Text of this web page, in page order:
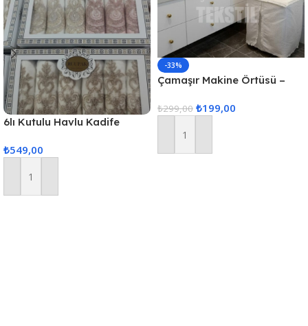
6lı Kutulu Havlu Kadife
₺549,00
Sepete Ekle
-33%
Çamaşır Makine Örtüsü –
₺299,00 ₺199,00
Sepete Ekle